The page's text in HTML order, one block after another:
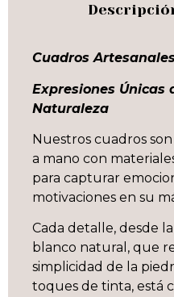
Cuadros
Expresiones Únicas
Naturaleza
Nuestros cuadros
a mano con
para capturar
motivaciones en su
Cada detalle, desde
blanco natural, que
simplicidad de la
toques de tinta, está